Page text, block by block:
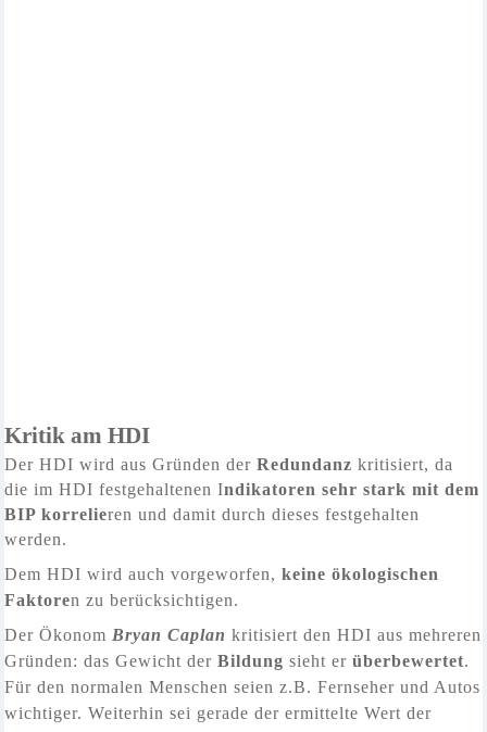
Kritik am HDI
Der HDI wird aus Gründen derRedundanz kritisiert, da
die im HDI festgehaltenen Indikatoren sehr stark mit dem
BIP korrelieren und damit durch dieses festgehalten
werden.
Dem HDI wird auch vorgeworfen,keine ökologischen
Faktoren zu berücksichtigen.
Der Ökonom Bryan Caplan kritisiert den HDI aus mehreren
Gründen: das Gewicht derBildung sieht erüberbewertet.
Für den normalen Menschen seien z.B. Fernseher und Autos
wichtiger. Weiterhin sei gerade der ermittelte Wert der